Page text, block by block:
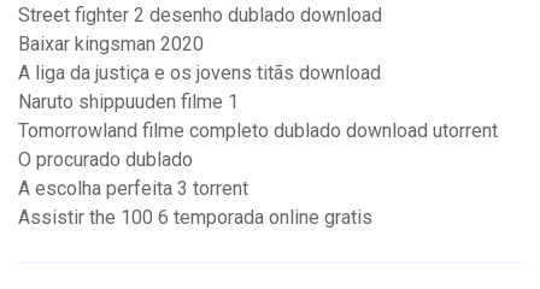
Street fighter 2 desenho dublado download
Baixar kingsman 2020
A liga da justiça e os jovens titãs download
Naruto shippuuden filme 1
Tomorrowland filme completo dublado download utorrent
O procurado dublado
A escolha perfeita 3 torrent
Assistir the 100 6 temporada online gratis